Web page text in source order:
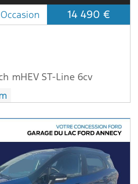
Occasion 14 490 €
mHEV ST-Line 6cv